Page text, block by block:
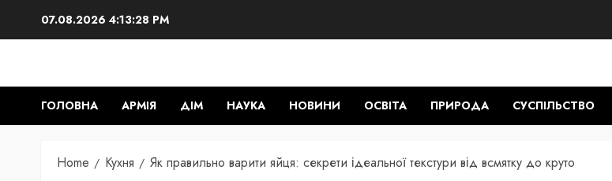
07.08.2026 4:13:29 PM
ГОЛОВНА АРМІЯ ДІМ НАУКА НОВИНИ ОСВІТА ПРИРОДА СУСПІЛЬСТВО
Home Кухня Як правильно варити яйця: секрети ідеальної текстури від всмятку до круто